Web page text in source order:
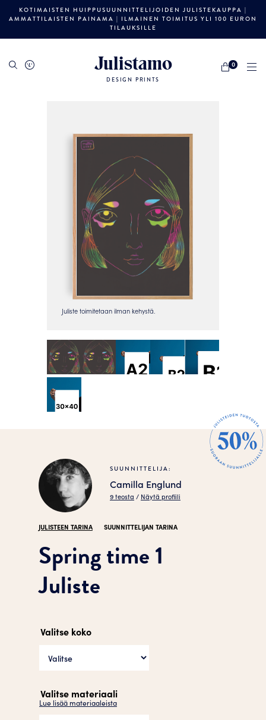
KOTIMAISTEN HUIPPUSUUNNITTELIJOIDEN JULISTEKAUPPA |
AMMATTILAISTEN PAINAMA | ILMAINEN TOIMITUS YLI 100 EURON
TILAUKSILLE
Julistamo
DESIGN PRINTS
0
SUUNNITTELIJA:
Camilla Englund
9 teosta / Näytä profiili
JULISTEEN TARINA SUUNNITTELIJAN TARINA
Spring time 1
Juliste
Valitse koko
Valitse materiaali
Lue lisää materiaaleista